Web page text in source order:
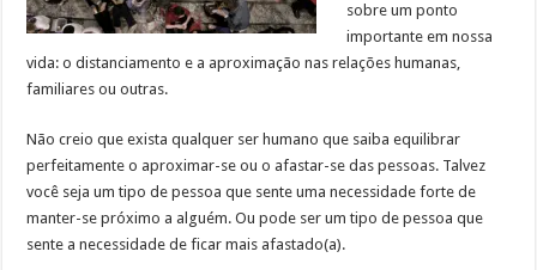
sobre um ponto
importante em nossa
vida: o distanciamento e a aproximação nas relações humanas,
familiares ou outras.
Não creio que exista qualquer ser humano que saiba equilibrar
perfeitamente o aproximar-se ou o afastar-se das pessoas. Talvez
você seja um tipo de pessoa que sente uma necessidade forte de
manter-se próximo a alguém. Ou pode ser um tipo de pessoa que
sente a necessidade de ficar mais afastado(a).